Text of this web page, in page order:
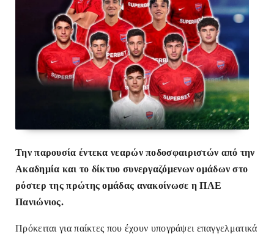
Την παρουσία έντεκα νεαρών ποδοσφαιριστών από την
Ακαδημία και το δίκτυο συνεργαζόμενων ομάδων στο
ρόστερ της πρώτης ομάδας ανακοίνωσε η ΠΑΕ
Πανιώνιος.
Πρόκειται για παίκτες που έχουν υπογράψει επαγγελματικά